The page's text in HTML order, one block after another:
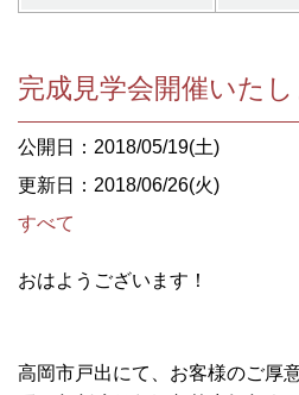
完成見学会開催いたし
公開日：2018/05/19(土)
更新日：2018/06/26(火)
すべて
おはようございます！
高岡市戸出にて、お客様のご厚